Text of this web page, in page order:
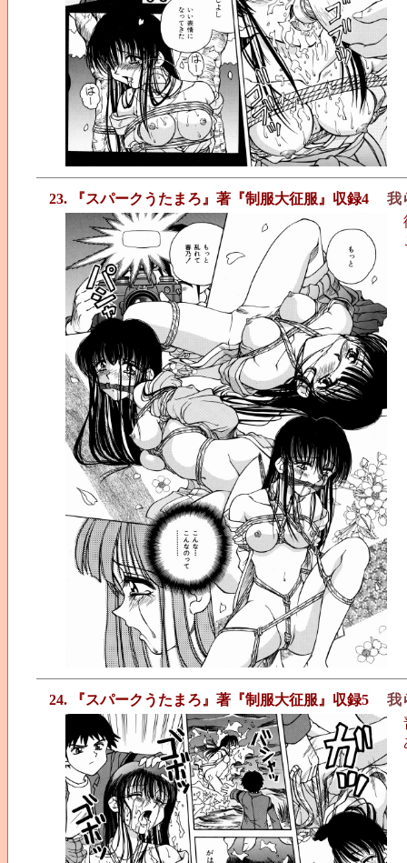
23. 『スパークうたまろ』著『制服大征服』収録4
我
24. 『スパークうたまろ』著『制服大征服』収録5
我